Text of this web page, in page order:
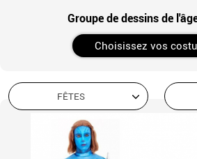
FÊTES
Groupe de dessins de
Choisissez vos